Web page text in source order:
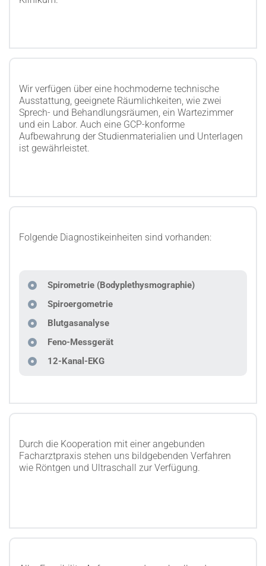
Wir verfügen über eine hochmoderne technische
Ausstattung, geeignete Räumlichkeiten, wie zwei
Sprech- und Behandlungsräumen, ein Wartezimmer
und ein Labor. Auch eine GCP-konforme
Aufbewahrung der Studienmaterialien und Unterlagen
ist gewährleistet.
Folgende Diagnostikeinheiten sind vorhanden:
Spirometrie (Bodyplethysmographie)
Spiroergometrie
Blutgasanalyse
Feno-Messgerät
12-Kanal-EKG
Durch die Kooperation mit einer angebunden
Facharztpraxis stehen uns bildgebenden Verfahren
wie Röntgen und Ultraschall zur Verfügung.